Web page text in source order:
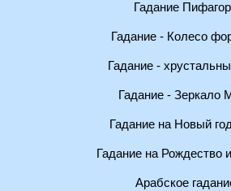
Гадание
Гадание - Колесо
Гадание -
Гадание - Зеркало
Гадание на Новый
Гадание на Рождество
Арабское